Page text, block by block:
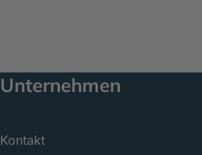
Unternehmen
Kontakt